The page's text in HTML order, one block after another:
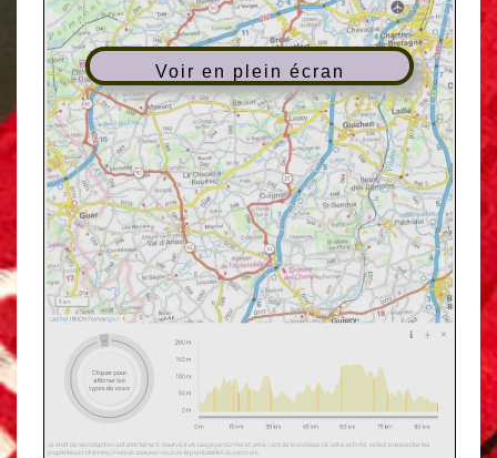
Voir en plein écran